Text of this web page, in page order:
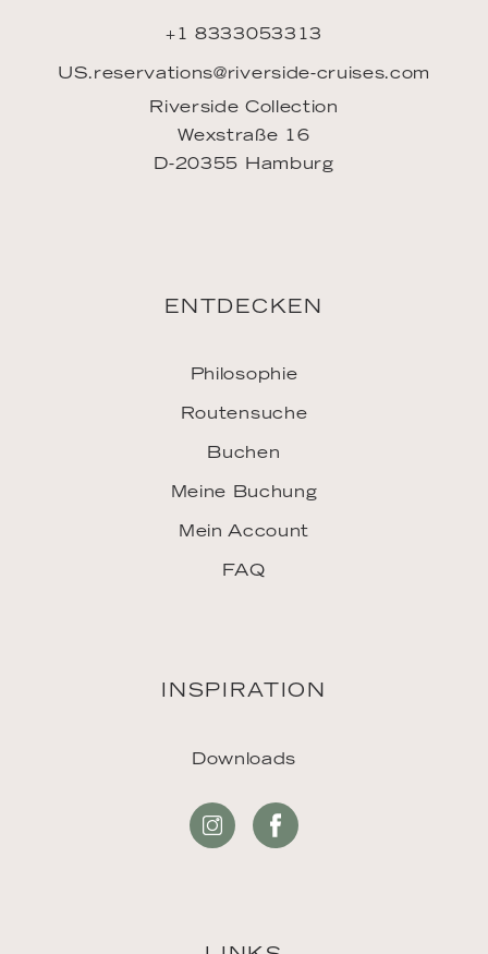
+1 8333053313
US.reservations@riverside-cruises.com
Riverside Collection
Wexstraße 16
D-20355 Hamburg
ENTDECKEN
Philosophie
Routensuche
Buchen
Meine Buchung
Mein Account
FAQ
INSPIRATION
Downloads